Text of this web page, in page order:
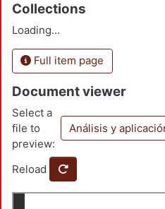
Collections
Loading...
Full item page
Document viewer
Select a
file to
preview:
Análisis y
Reload